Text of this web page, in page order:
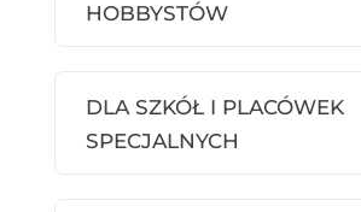
HOBBYSTÓW
DLA SZKÓŁ I PLACÓWEK
SPECJALNYCH